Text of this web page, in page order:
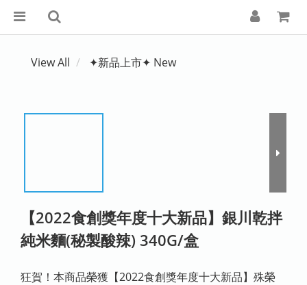
View All ✦新品上市✦ New
【2022食創獎年度十大新品】銀川乾拌
純米麵(秘製酸辣) 340G/盒
狂賀！本商品榮獲【2022食創獎年度十大新品】殊榮